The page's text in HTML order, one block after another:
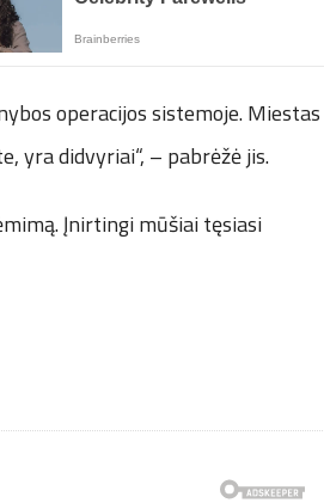
operacijos sistemoje. Miestas
yra didvyriai“, – pabrėžė jis.
Įnirtingi mūšiai tęsiasi